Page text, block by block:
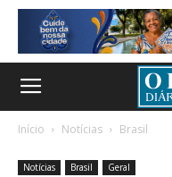
Início Notícias Brasil
Notícias Brasil Geral